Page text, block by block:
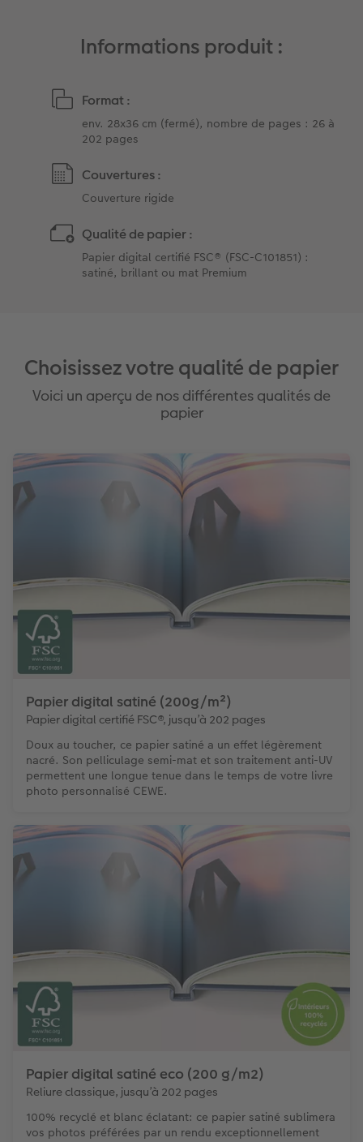
Informations produit :
Format :
env. 28x36 cm (fermé), nombre de pages : 26 à
202 pages
Couvertures :
Couverture rigide
Qualité de papier :
Papier digital certifié FSC® (FSC-C101851) :
satiné, brillant ou mat Premium
Choisissez votre qualité de papier
Voici un aperçu de nos différentes qualités de
papier
Papier digital satiné (200g/m²)
Papier digital certifié FSC®, jusqu’à 202 pages
Doux au toucher, ce papier satiné a un effet légèrement
nacré. Son pelliculage semi-mat et son traitement anti-UV
permettent une longue tenue dans le temps de votre livre
photo personnalisé CEWE.
Papier digital satiné eco (200 g/m2)
Reliure classique, jusqu’à 202 pages
100% recyclé et blanc éclatant: ce papier satiné sublimera
vos photos préférées par un rendu exceptionnellement